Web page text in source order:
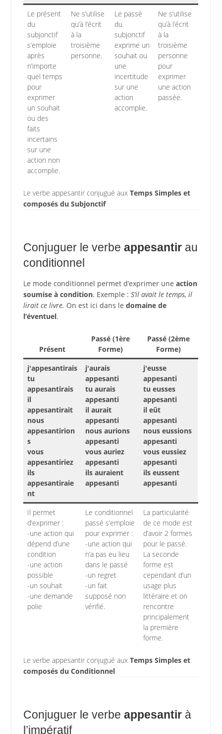
Le présent
du
subjonctif
s’emploie
après
n’importe
quel temps
pour
exprimer
un souhait
ou des
faits
incertains
sur une
action non
accomplie.
Ne s’utilise
qu’à l’écrit
à la
troisième
personne.
Le passé
du
subjonctif
exprime un
souhait ou
une
incertitude
sur une
action
accomplie.
Ne s’utilise
qu’à l’écrit
à la
troisième
personne
pour
exprimer
une action
passée.
Le verbe appesantir conjugué aux Temps Simples et
composés du Subjonctif
Conjuguer le verbe appesantirau
conditionnel
Le mode conditionnel permet d’exprimer une action
soumise à condition. Exemple : S’il avait le temps, il
lirait ce livre. On est ici dans le domaine de
l’éventuel.
Présent
Passé (1ère
Forme)
Passé (2ème
Forme)
j'appesantirais
tu
appesantirais
il
appesantirait
nous
appesantirion
s
vous
appesantiriez
ils
appesantiraie
nt
j'aurais
appesanti
tu aurais
appesanti
il aurait
appesanti
nous aurions
appesanti
vous auriez
appesanti
ils auraient
appesanti
j'eusse
appesanti
tu eusses
appesanti
il eût
appesanti
nous eussions
appesanti
vous eussiez
appesanti
ils eussent
appesanti
Il permet
d’exprimer :
-une action qui
dépend d’une
condition
-une action
possible
-un souhait
-une demande
polie
Le conditionnel
passé s’emploie
pour exprimer :
-une action qui
n’a pas eu lieu
dans le passé
-un regret
-un fait
supposé non
vérifié.
La particularité
de ce mode est
d’avoir 2 formes
pour le passé.
La seconde
forme est
cependant d’un
usage plus
littéraire et on
rencontre
principalement
la première
forme.
Le verbe appesantir conjugué aux Temps Simples et
composés du Conditionnel
Conjuguer le verbe appesantirà
l’impératif